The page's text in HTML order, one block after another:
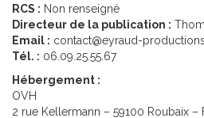
RCS : Non renseigné
Directeur de la publication :
Email : contact@eyraud-
Tél. : 06.09.25.55.67
Hébergement :
OVH
2 rue Kellermann – 59100 Roubaix –